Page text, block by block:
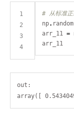
1
2
3
4
# 从标准正
np. random
arr_11 =
arr_11
out: